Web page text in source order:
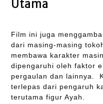
Utama
Film ini juga
dari masing-masing
membawa karakter
dipengaruhi oleh faktor
pergaulan dan lainnya.
terlepas dari pengaruh
terutama figur Ayah.